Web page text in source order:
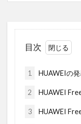
目次
1 HUAWEIの
2 HUAWEI
3 HUAWEI